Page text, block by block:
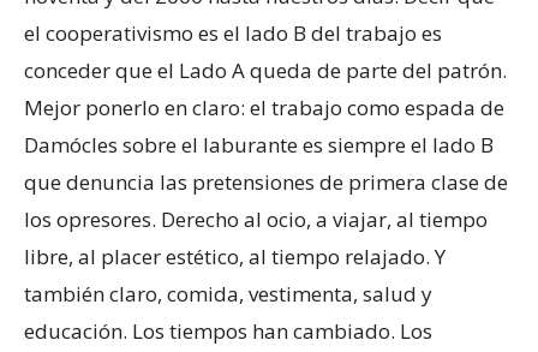
el cooperativismo es el lado B del trabajo es
conceder que el Lado A queda de parte del patrón.
Mejor ponerlo en claro: el trabajo como espada de
Damócles sobre el laburante es siempre el lado B
que denuncia las pretensiones de primera clase de
los opresores. Derecho al ocio, a viajar, al tiempo
libre, al placer estético, al tiempo relajado. Y
también claro, comida, vestimenta, salud y
educación. Los tiempos han cambiado. Los